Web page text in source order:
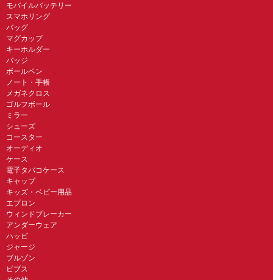
モバイルバッテリー
スマホリング
バッグ
マグカップ
キーホルダー
バッジ
ボールペン
ノート・手帳
メガネクロス
ゴルフボール
ミラー
シューズ
コースター
オーディオ
ケース
電子タバコケース
キャップ
キッズ・ベビー用品
エプロン
ウィンドブレーカー
アンダーウェア
ハッピ
ジャージ
ブルゾン
ビブス